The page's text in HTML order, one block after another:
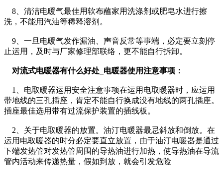
8、清洁电暖气最佳用软布蘸家用洗涤剂或肥皂水进行擦
洗，不能用汽油等稀释溶剂。
9、一旦电暖气发作漏油、声音反常等事端，必定要立刻停
止运用，及时与厂家修理部联络，更不能自行拆卸。
对流式电暖器有什么好处_电暖器使用注意事项：
1、电取暖器运用安全注意事项在运用电取暖器时，应运用
带地线的三孔插座，肯定不能自行换成没有地线的两孔插座。
插座最佳选用带有过流保护装置的插线板。
2、关于电取暖器的放置。油汀电暖器最忌斜放和倒放。在
运用电取暖器的时分必定要直立放置，由于油汀电暖器是通过
下端发热管对发热管周围的导热油进行加热，使导热油在导流
管内活动来传递热量，假如到放，就会引发危险